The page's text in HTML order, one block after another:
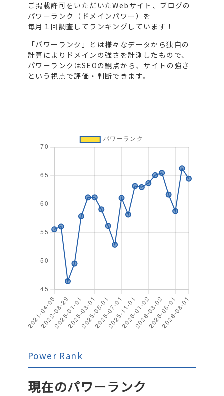
ご掲載許可をいただいたWebサイト、ブログの
パワーランク（ドメインパワー）を
毎月１回調査してランキングしています！
「パワーランク」とは様々なデータから独自の
計算によりドメインの強さを計測したもので、
パワーランクはSEOの観点から、サイトの強さ
という視点で評価・判断できます。
Power Rank
現在のパワーランク